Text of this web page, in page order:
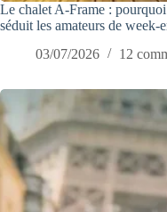
Le chalet A-Frame :
séduit les amateurs de week-
03/07/2026
12